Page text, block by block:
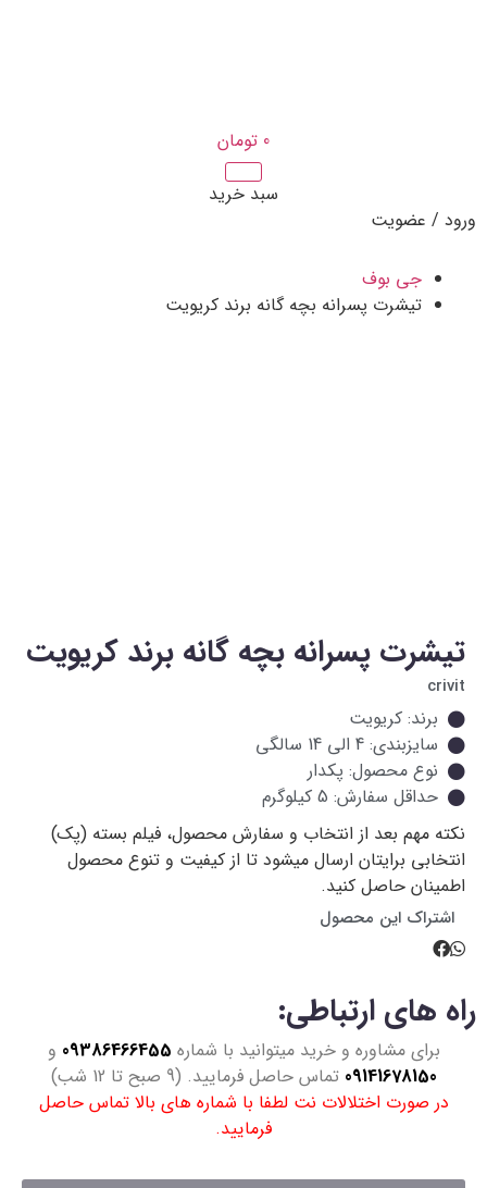
0 تومان
سبد خرید
ورود / عضویت
جی بوف
تیشرت پسرانه بچه گانه برند کریویت
تیشرت پسرانه بچه گانه برند کریویت
crivit
برند: کریویت
سایزبندی: 4 الی 14 سالگی
نوع محصول: پکدار
حداقل سفارش: 5 کیلوگرم
نکته مهم بعد از انتخاب و سفارش محصول، فیلم بسته (پک)
انتخابی برایتان ارسال میشود تا از کیفیت و تنوع محصول
اطمینان حاصل کنید.
اشتراک این محصول
راه های ارتباطی:
برای مشاوره و خرید میتوانید با شماره 09386466455 و
09141678150 تماس حاصل فرمایید. (9 صبح تا 12 شب)
در صورت اختلالات نت لطفا با شماره های بالا تماس حاصل
فرمایید.